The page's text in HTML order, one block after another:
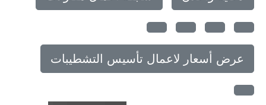
عرض أسعار لاعمال تأسيس التشطيبات